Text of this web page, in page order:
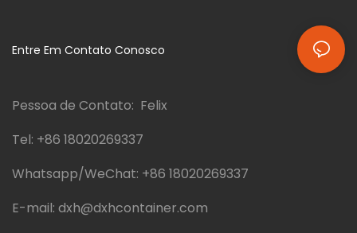
Entre Em Contato Conosco
Pessoa de Contato: Felix
Tel: +86 18020269337
Whatsapp/WeChat: +86 18020269337
E-mail: dxh@dxhcontainer.com